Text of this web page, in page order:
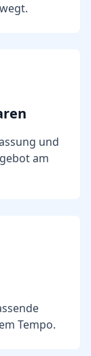
und
am
Tempo.